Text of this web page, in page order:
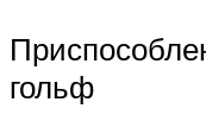
гольф